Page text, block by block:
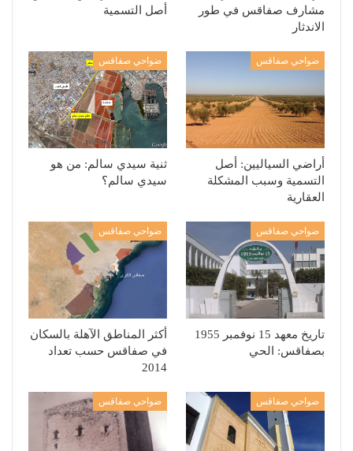
مشارف صفاقس في طور
الاندثار
أصل التسمية
ضواحي صفاقس
أراضي السياليين: أصل
التسمية وسبب المشكلة
العقارية
ضواحي صفاقس
ثنية سيدي سالم: من هو
سيدي سالم؟
ضواحي صفاقس
تاريخ معهد 15 نوفمبر 1955
بصفاقس: الحي
ضواحي صفاقس
أكثر المناطق الآهلة بالسكان
في صفاقس حسب تعداد
2014
ضواحي صفاقس ضواحي صفاقس